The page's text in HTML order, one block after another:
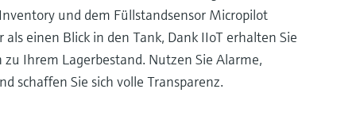
und dem Füllstandsensor Micropilot
einen Blick in den Tank, Dank IIoT erhalten Sie
Ihrem Lagerbestand. Nutzen Sie Alarme,
schaffen Sie sich volle Transparenz.